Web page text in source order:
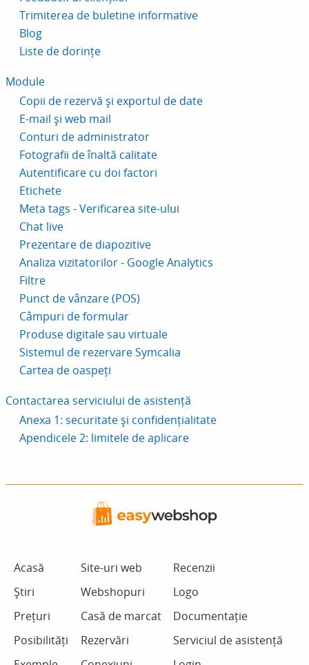
Trimiterea de buletine informative
Blog
Liste de dorințe
Module
Copii de rezervă și exportul de date
E-mail și web mail
Conturi de administrator
Fotografii de înaltă calitate
Autentificare cu doi factori
Etichete
Meta tags - Verificarea site-ului
Chat live
Prezentare de diapozitive
Analiza vizitatorilor - Google Analytics
Filtre
Punct de vânzare (POS)
Câmpuri de formular
Produse digitale sau virtuale
Sistemul de rezervare Symcalia
Cartea de oaspeți
Contactarea serviciului de asistență
Anexa 1: securitate și confidențialitate
Apendicele 2: limitele de aplicare
Acasă
Știri
Prețuri
Posibilități
Site-uri web
Webshopuri
Casă de marcat
Rezervări
Recenzii
Logo
Documentație
Serviciul de asistență